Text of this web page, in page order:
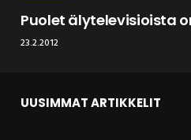
Puolet älytelevisioista
23.2.2012
UUSIMMAT ARTIKKELIT